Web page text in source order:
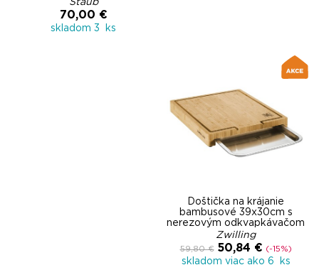
Staub
70,00 €
skladom 3 ks
Doštička na krájanie
bambusové 39x30cm s
nerezovým odkvapkávačom
Zwilling
59,80 € 50,84 € (-15%)
skladom viac ako 6 ks